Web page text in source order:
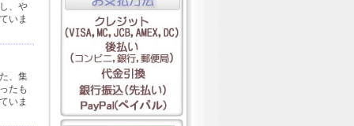
、や
いま
、集
たも
いま